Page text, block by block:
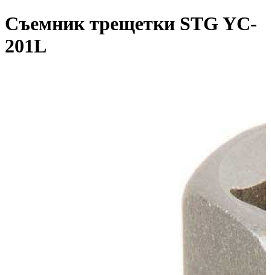
Съемник трещетки STG YC-
201L